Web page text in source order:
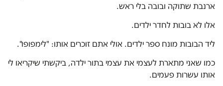
ארנבת שתוקה ובובה בלי ראש.
אלו לא בובות לחדר ילדים.
ליד הבובות מונח ספר ילדים. אולי אתם זוכרים אותו: "לימפופו".
כמו שאני מתארת לעצמי את עצמי בתור ילדה, ביקשתי שיקריאו לי
אותו עשרות פעמים.